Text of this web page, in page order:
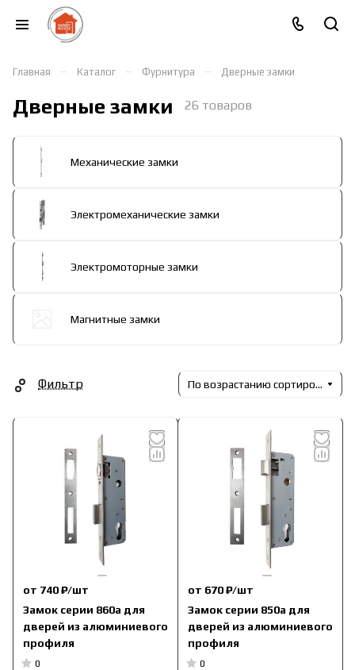
Главная – Каталог – Фурнитура – Дверные замки
Дверные замки 26 товаров
Механические замки
Электромеханические замки
Электромоторные замки
Магнитные замки
Фильтр По возрастанию сортировки
от 740 ₽/шт
Замок серии 860a для
дверей из алюминиевого
профиля
0
от 670 ₽/шт
Замок серии 850a для
дверей из алюминиевого
профиля
0